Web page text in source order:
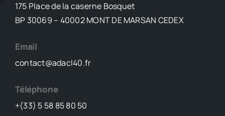
et
175 Place de la caserne Bosquet
BP 30069 – 40002 MONT DE MARSAN CEDEX
Email
contact@adacl40.fr
Téléphone
+(33) 5 58 85 80 50